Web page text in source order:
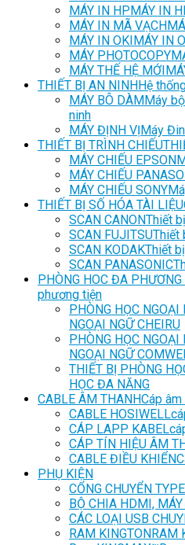
MÁY IN HPMÁY IN
MÁY IN MÃ VẠCH
MÁY IN OKIMÁY IN
MÁY PHOTOCOPY
MÁY THẾ HỆ MỚI
THIẾT BỊ AN NINHHệ
MÁY BÔ DÀMMáy
ninh
MÁY ĐỊNH VỊMáy
THIẾT BỊ TRÌNH CHIẾU
MÁY CHIẾU EPSON
MÁY CHIẾU
MÁY CHIẾU SONY
THIẾT BỊ SỐ HÓA TÀI LIỆU
SCAN CANONThiết
SCAN FUJITSUThiết
SCAN KODAKThiết
SCAN PANASONIC
PHÒNG HOC ĐA PHƯƠNG
phương tiện
PHÒNG HỌC NGOẠI
NGOẠI NGỮ CHEIRU
PHÒNG HỌC NGOẠI
NGOẠI NGỮ
THIẾT BỊ PHÒNG
HỌC ĐA NĂNG
CABLE ÂM THANHCáp âm
CABLE HOSIWELL
CÁP LAPP KABEL
CÁP TÍN HIỆU ÂM
CABLE ĐIỀU KHIỂN
PHỤ KIỆN
CỔNG CHUYỂN
BỘ CHIA HDMI,
CÁC LOẠI USB
RAM KINGTONRAM